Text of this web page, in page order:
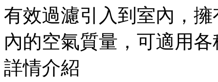
有效過濾引入到室內，擁有
內的空氣質量，可適用各
詳情介紹